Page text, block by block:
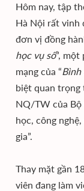
Hôm nay, tập
Hà Nội rất vinh
đơn vị đồng
học vụ số”,
mạng của “Bình
biệt quan trọng
NQ/TW của Bộ
học, công
gia”.
Thay mặt gần
viên đang làm